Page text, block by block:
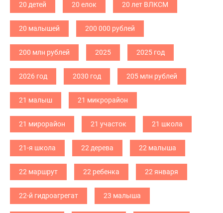
20 детей 20 елок 20 лет ВЛКСМ
20 малышей 200 000 рублей
200 млн рублей 2025 2025 год
2026 год 2030 год 205 млн рублей
21 малыш 21 микрорайон
21 мирорайон 21 участок 21 школа
21-я школа 22 дерева 22 малыша
22 маршрут 22 ребенка 22 января
22-й гидроагрегат 23 малыша